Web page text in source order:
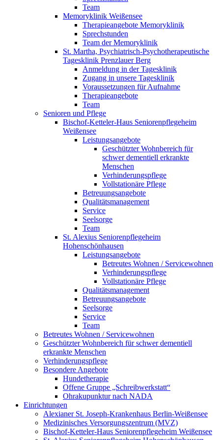
Team
Memoryklinik Weißensee
Therapieangebote Memoryklinik
Sprechstunden
Team der Memoryklinik
St. Martha, Psychiatrisch-Psychotherapeutische
Tagesklinik Prenzlauer Berg
Anmeldung in der Tagesklinik
Zugang in unsere Tagesklinik
Voraussetzungen für Aufnahme
Therapieangebote
Team
Senioren und Pflege
Bischof-Ketteler-Haus Seniorenpflegeheim
Weißensee
Leistungsangebote
Geschützter Wohnbereich für
schwer dementiell erkrankte
Menschen
Verhinderungspflege
Vollstationäre Pflege
Betreuungsangebote
Qualitätsmanagement
Service
Seelsorge
Team
St. Alexius Seniorenpflegeheim
Hohenschönhausen
Leistungsangebote
Betreutes Wohnen / Servicewohnen
Verhinderungspflege
Vollstationäre Pflege
Qualitätsmanagement
Betreuungsangebote
Seelsorge
Service
Team
Betreutes Wohnen / Servicewohnen
Geschützter Wohnbereich für schwer dementiell
erkrankte Menschen
Verhinderungspflege
Besondere Angebote
Hundetherapie
Offene Gruppe „Schreibwerkstatt“
Ohrakupunktur nach NADA
Einrichtungen
Alexianer St. Joseph-Krankenhaus Berlin-Weißensee
Medizinisches Versorgungszentrum (MVZ)
Bischof-Ketteler-Haus Seniorenpflegeheim Weißensee